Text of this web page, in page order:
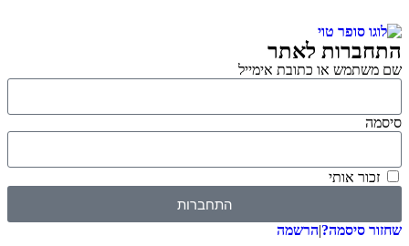
התחברות לאתר
שם משתמש או כתובת אימייל
סיסמה
זכור אותי
התחברות
שחזור סיסמה?|הרשמה